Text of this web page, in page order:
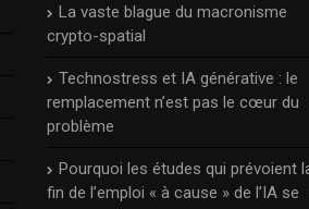
La vaste blague du macronisme
crypto-spatial
Technostress et IA générative : le
remplacement n’est pas le cœur du
problème
Pourquoi les études qui prévoient
fin de l’emploi « à cause » de l’IA se